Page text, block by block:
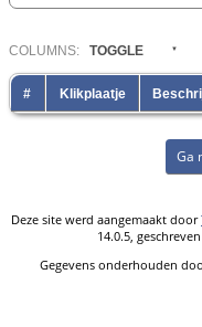
COLUMN S: TOGGLE
# Klikplaatje
Ga
Deze site werd aangemaakt door
14.0.5,
Gegevens onderhouden